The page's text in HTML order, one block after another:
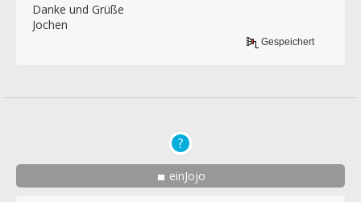
Danke und Grüße
Jochen
Gespeichert
einJojo